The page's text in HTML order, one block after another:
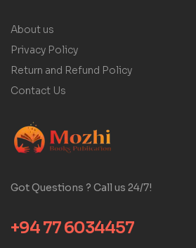
About us
Privacy Policy
Return and Refund Policy
Contact Us
Got Questions ? Call us 24/7!
+94 77 6034457